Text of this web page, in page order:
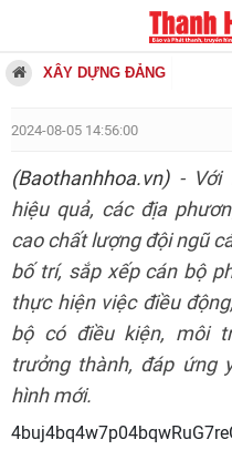
XÂY DỰNG ĐẢNG
2024-08-05 14:56:00
(Baothanhhoa.vn)- Với
hiệu quả, các địa
cao chất lượng đội ngũ
bố trí, sắp xếp cán bộ
thực hiện việc điều
bộ có điều kiện, môi
trưởng thành, đáp ứng
hình mới.